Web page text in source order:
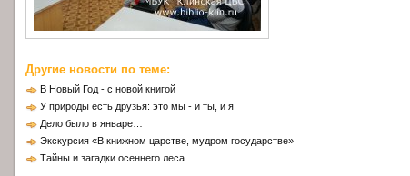
Другие новости по теме:
В Новый Год - с новой книгой
У природы есть друзья: это мы - и ты, и я
Дело было в январе…
Экскурсия «В книжном царстве, мудром государстве»
Тайны и загадки осеннего леса